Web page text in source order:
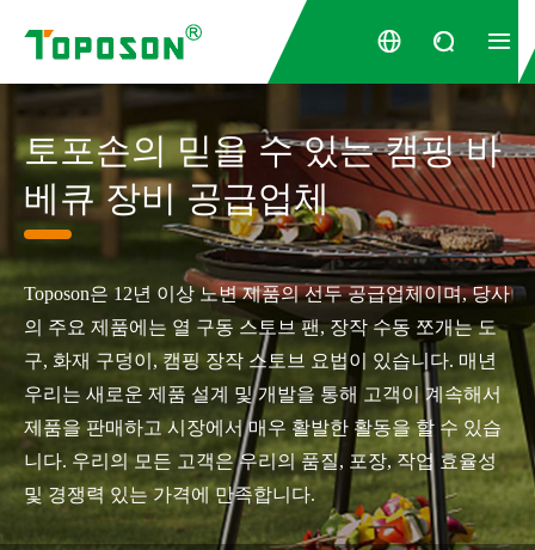
  
토포손의 믿을 수 있는 캠핑 바
베큐 장비 공급업체
Toposon은 12년 이상 노변 제품의 선두 공급업체이며, 당사
의 주요 제품에는 열 구동 스토브 팬, 장작 수동 쪼개는 도
구, 화재 구덩이, 캠핑 장작 스토브 요법이 있습니다. 매년
우리는 새로운 제품 설계 및 개발을 통해 고객이 계속해서
제품을 판매하고 시장에서 매우 활발한 활동을 할 수 있습
니다. 우리의 모든 고객은 우리의 품질, 포장, 작업 효율성
및 경쟁력 있는 가격에 만족합니다.